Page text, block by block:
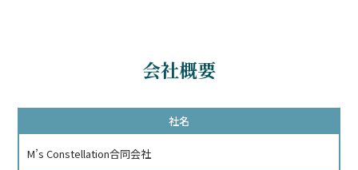
会社概要
社名
M’s Constellation合同会社